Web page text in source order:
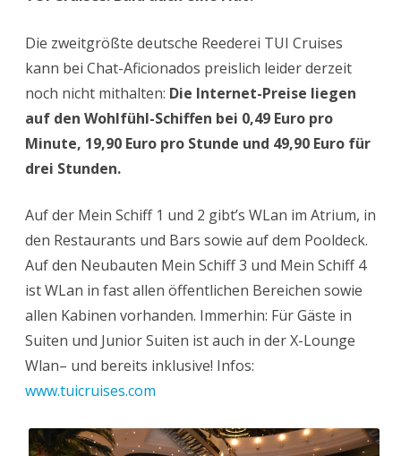
Die zweitgrößte deutsche Reederei TUI Cruises
kann bei Chat-Aficionados preislich leider derzeit
noch nicht mithalten: Die Internet-Preise liegen
auf den Wohlfühl-Schiffen bei 0,49 Euro pro
Minute, 19,90 Euro pro Stunde und 49,90 Euro für
drei Stunden.
Auf der Mein Schiff 1 und 2 gibt’s WLan im Atrium, in
den Restaurants und Bars sowie auf dem Pooldeck.
Auf den Neubauten Mein Schiff 3 und Mein Schiff 4
ist WLan in fast allen öffentlichen Bereichen sowie
allen Kabinen vorhanden. Immerhin: Für Gäste in
Suiten und Junior Suiten ist auch in der X-Lounge
Wlan– und bereits inklusive! Infos:
www.tuicruises.com